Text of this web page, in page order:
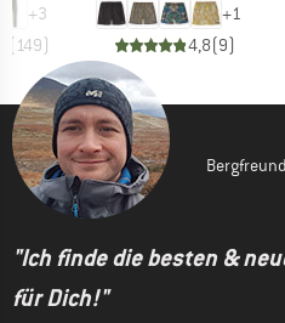
+3
(149)
+1
4,8(9)
"Ich finde die besten &
für Dich!"